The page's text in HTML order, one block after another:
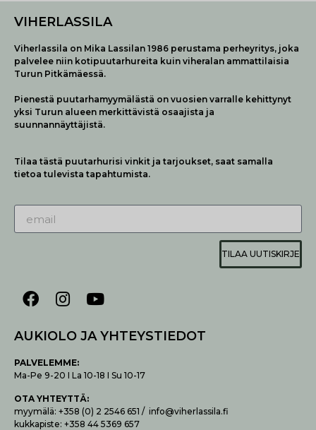
VIHERLASSILA
Viherlassila on Mika Lassilan 1986 perustama perheyritys, joka
palvelee niin kotipuutarhureita kuin viheralan ammattilaisia
Turun Pitkämäessä.
Pienestä puutarhamyymälästä on vuosien varralle kehittynyt
yksi Turun alueen merkittävistä osaajista ja
suunnannäyttäjistä.
Tilaa tästä puutarhurisi vinkit ja tarjoukset, saat samalla
tietoa tulevista tapahtumista.
TILAA UUTISKIRJE
AUKIOLO JA YHTEYSTIEDOT
PALVELEMME:
Ma-Pe 9-20 I La 10-18 I Su 10-17
OTA YHTEYTTÄ:
myymälä: +358 (0) 2 2546 651 / info@viherlassila.fi
kukkapiste: +358 44 5369 657